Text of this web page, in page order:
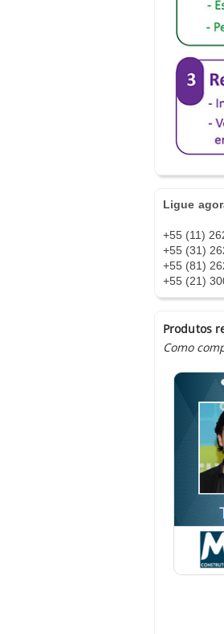
Ligue
+55 (11)
+55 (31)
+55 (81)
+55 (21)
Produtos
Como